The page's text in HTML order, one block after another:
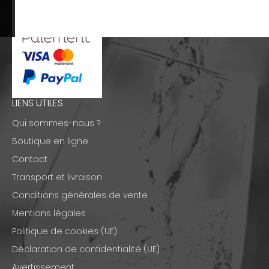
LIENS UTILES
Qui sommes-nous ?
Boutique en ligne
Contact
Transport et livraison
Conditions générales de vente
Mentions légales
Politique de cookies (UE)
Déclaration de confidentialité (UE)